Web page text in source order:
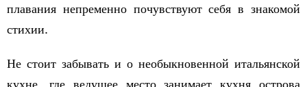
плавания непременно почувствуют себя в знакомой
стихии.
Не стоит забывать и о необыкновенной итальянской
кухне, где ведущее место занимает кухня острова